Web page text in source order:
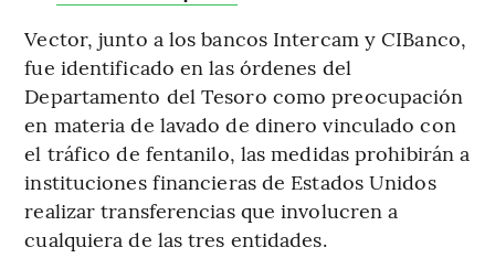
Vector, junto a los bancos Intercam y CIBanco,
fue identificado en las órdenes del
Departamento del Tesoro como preocupación
en materia de lavado de dinero vinculado con
el tráfico de fentanilo, las medidas prohibirán a
instituciones financieras de Estados Unidos
realizar transferencias que involucren a
cualquiera de las tres entidades.